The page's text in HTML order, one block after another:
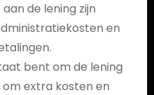
de lening zijn
en
bent om de lening
extra kosten en